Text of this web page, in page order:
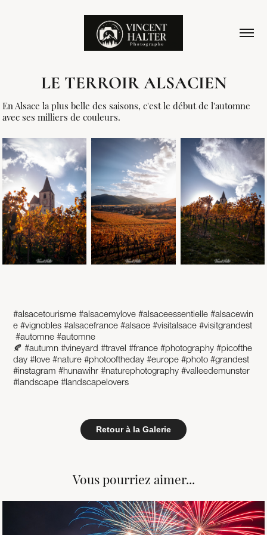
LE TERROIR ALSACIEN
En Alsace la plus belle des saisons, c'est le début de l'automne
avec ses milliers de couleurs.
#alsacetourisme #alsacemylove #alsaceessentielle #alsacewin
e #vignobles #alsacefrance #alsace #visitalsace #visitgrandest
#automne #automne
🍂 #autumn #vineyard #travel #france #photography #picofthe
day #love #nature #photooftheday #europe #photo #grandest
#instagram #hunawihr #naturephotography #valleedemunster
#landscape #landscapelovers
Retour à la Galerie
Vous pourriez aimer...